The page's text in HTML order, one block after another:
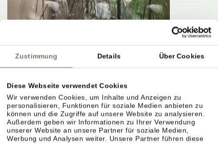
Zustimmung Details Über Cookies
Diese Webseite verwendet Cookies
Wir verwenden Cookies, um Inhalte und Anzeigen zu
personalisieren, Funktionen für soziale Medien anbieten zu
können und die Zugriffe auf unsere Website zu analysieren.
Außerdem geben wir Informationen zu Ihrer Verwendung
unserer Website an unsere Partner für soziale Medien,
Werbung und Analysen weiter. Unsere Partner führen diese